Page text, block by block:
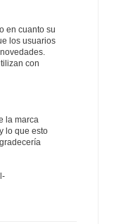
en cuanto su
los usuarios
con
la marca
lo que esto